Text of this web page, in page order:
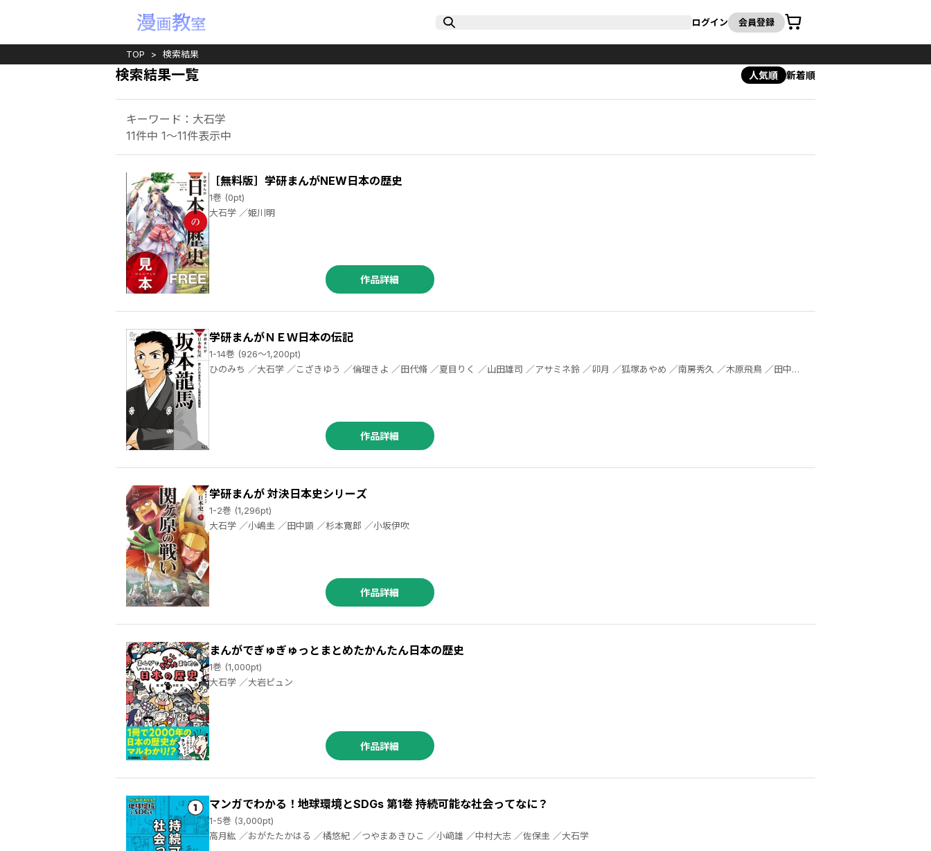
ログイン 会員登録
カート
TOP 検索結果
検索結果一覧 人気順 新着順
キーワード：大石学
11件中 1～11件表示中
［無料版］学研まんがNEW日本の歴史
1巻 (0pt)
大石学 ／姫川明
作品詳細
学研まんがＮＥＷ日本の伝記
1-14巻 (926～1,200pt)
ひのみち ／大石学 ／こざきゆう ／倫理きよ ／田代脩 ／夏目りく ／山田雄司 ／アサミネ鈴 ／卯月 ／狐塚あやめ ／南房秀久 ／木原飛鳥 ／田中顕
作品詳細
学研まんが 対決日本史シリーズ
1-2巻 (1,296pt)
大石学 ／小嶋圭 ／田中顕 ／杉本寛郎 ／小坂伊吹
作品詳細
まんがでぎゅぎゅっとまとめたかんたん日本の歴史
1巻 (1,000pt)
大石学 ／大岩ピュン
作品詳細
マンガでわかる！地球環境とSDGs 第1巻 持続可能な社会ってなに？
1-5巻 (3,000pt)
高月紘 ／おがたたかはる ／橘悠紀 ／つやまあきひこ ／小﨑雄 ／中村大志 ／佐保圭 ／大石学